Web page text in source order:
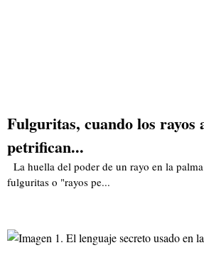
Fulguritas, cuando los rayos
petrifican...
La huella del poder de un rayo en la
fulguritas o "rayos pe...